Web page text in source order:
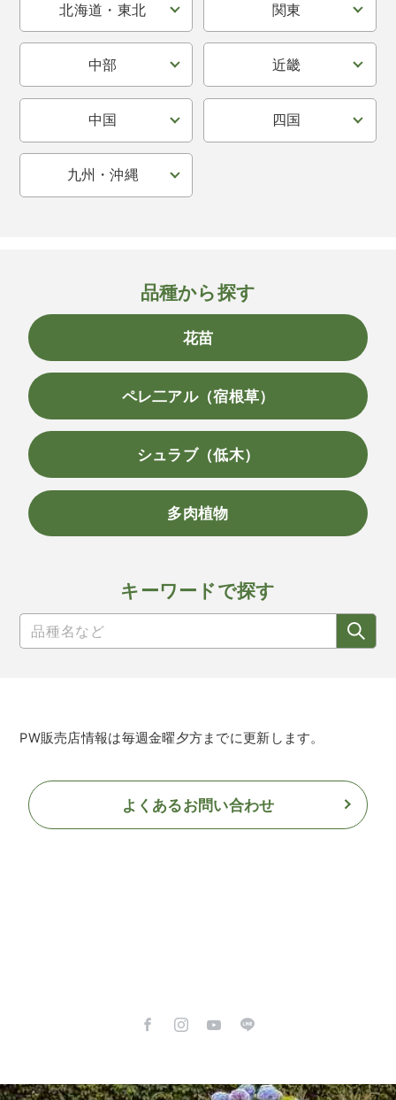
北海道・東北 関東
中部 近畿
中国 四国
九州・沖縄
品種から探す
花苗
ペレ二アル（宿根草）
シュラブ（低木）
多肉植物
キーワードで探す
PW販売店情報は毎週金曜夕方までに更新します。
よくあるお問い合わせ